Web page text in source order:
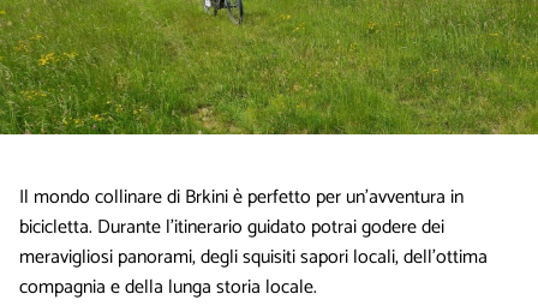
Il mondo collinare di Brkini è perfetto per un’avventura in
bicicletta. Durante l’itinerario guidato potrai godere dei
meravigliosi panorami, degli squisiti sapori locali, dell’ottima
compagnia e della lunga storia locale.